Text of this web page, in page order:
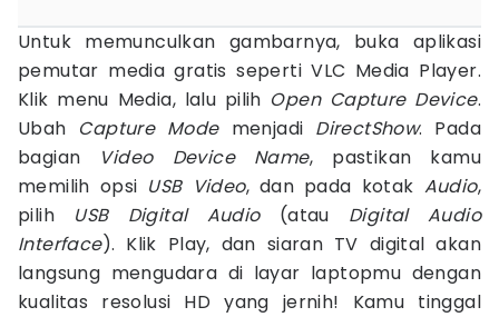
Untuk memunculkan gambarnya, buka aplikasi
pemutar media gratis seperti VLC Media Player.
Klik menu Media, lalu pilih Open Capture Device.
Ubah Capture Modemenjadi DirectShow. Pada
bagian
Video Device Name, pastikan kamu
memilih opsi USB Video, dan pada kotak Audio,
pilih USB Digital Audio(atau Digital Audio
Interface). Klik Play, dan siaran TV digital akan
langsung mengudara di layar laptopmu dengan
kualitas resolusi HD yang jernih! Kamu tinggal